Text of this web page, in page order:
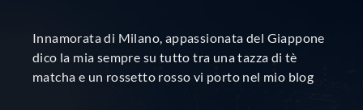
Innamorata di Milano, appassionata del Giappone
dico la mia sempre su tutto tra una tazza di tè
matcha e un rossetto rosso vi porto nel mio blog